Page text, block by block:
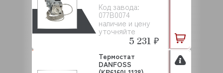
Код завода:
077B0074
наличие и цену
уточняйте
5 231 ₽
Термостат
DANFOSS